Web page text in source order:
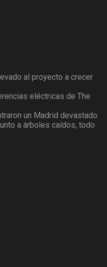
al proyecto a crecer
eléctricas de The
un Madrid devastado
a árboles caídos, todo